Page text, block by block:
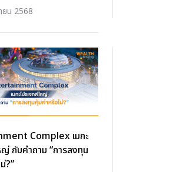
ยน 2568
Complex เมกะ
ญ่ กับคำถาม “การลงทุน
?”